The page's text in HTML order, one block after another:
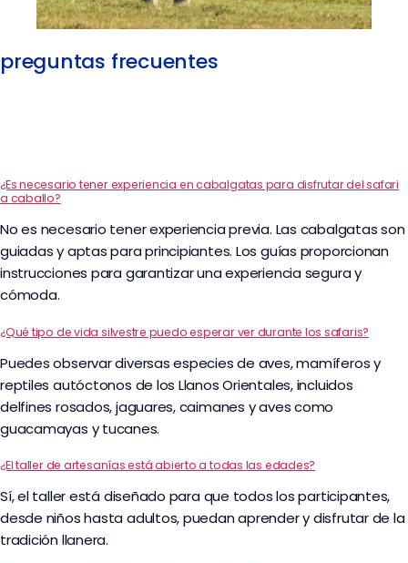
preguntas frecuentes
¿Es necesario tener experiencia en cabalgatas para disfrutar del safari
a caballo?
No es necesario tener experiencia previa. Las cabalgatas son
guiadas y aptas para principiantes. Los guías proporcionan
instrucciones para garantizar una experiencia segura y
cómoda.
¿Qué tipo de vida silvestre puedo esperar ver durante los safaris?
Puedes observar diversas especies de aves, mamíferos y
reptiles autóctonos de los Llanos Orientales, incluidos
delfines rosados, jaguares, caimanes y aves como
guacamayas y tucanes.
¿El taller de artesanías está abierto a todas las edades?
Sí, el taller está diseñado para que todos los participantes,
desde niños hasta adultos, puedan aprender y disfrutar de la
tradición llanera.